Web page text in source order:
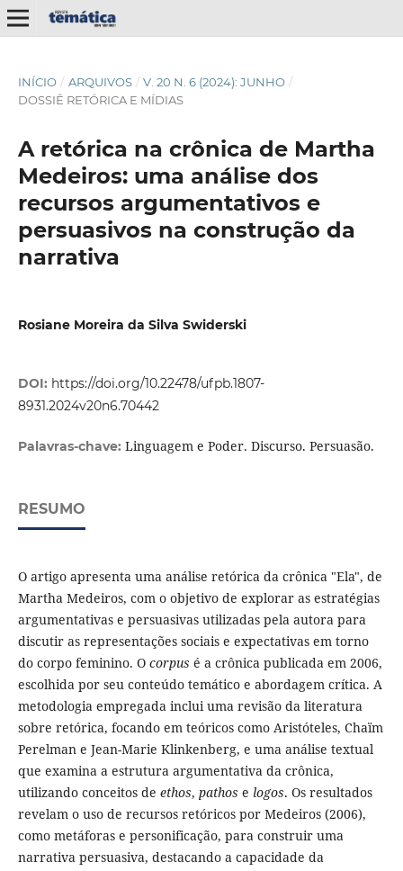
INÍCIO / ARQUIVOS / V. 20 N. 6 (2024): JUNHO /
DOSSIÊ RETÓRICA E MÍDIAS
A retórica na crônica de Martha
Medeiros: uma análise dos
recursos argumentativos e
persuasivos na construção da
narrativa
Rosiane Moreira da Silva Swiderski
DOI: https://doi.org/10.22478/ufpb.1807-
8931.2024v20n6.70442
Palavras-chave: Linguagem e Poder. Discurso. Persuasão.
RESUMO
O artigo apresenta uma análise retórica da crônica "Ela", de
Martha Medeiros, com o objetivo de explorar as estratégias
argumentativas e persuasivas utilizadas pela autora para
discutir as representações sociais e expectativas em torno
do corpo feminino. O corpus é a crônica publicada em 2006,
escolhida por seu conteúdo temático e abordagem crítica. A
metodologia empregada inclui uma revisão da literatura
sobre retórica, focando em teóricos como Aristóteles, Chaïm
Perelman e Jean-Marie Klinkenberg, e uma análise textual
que examina a estrutura argumentativa da crônica,
utilizando conceitos de ethos, pathos e logos. Os resultados
revelam o uso de recursos retóricos por Medeiros (2006),
como metáforas e personificação, para construir uma
narrativa persuasiva, destacando a capacidade da